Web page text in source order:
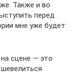
Также и во
перед
мне уже будет
сцене — это